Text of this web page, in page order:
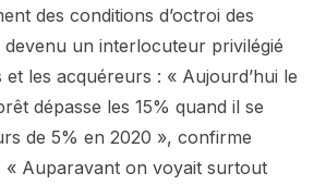
des conditions d’octroi des
un interlocuteur privilégié
les acquéreurs : « Aujourd’hui le
dépasse les 15% quand il se
de 5% en 2020 », confirme
« Auparavant on voyait surtout